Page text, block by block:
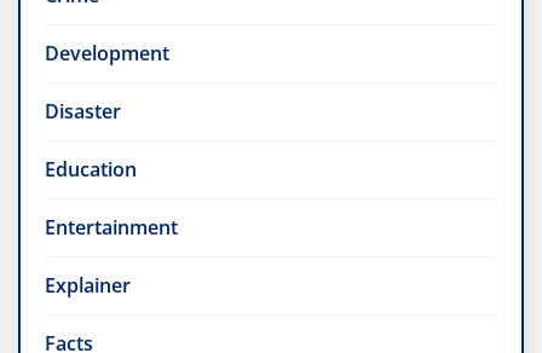
Development
Disaster
Education
Entertainment
Explainer
Facts